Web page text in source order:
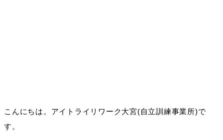
こんにちは。アイトライリワーク大宮(自立訓練事業所)で
す。